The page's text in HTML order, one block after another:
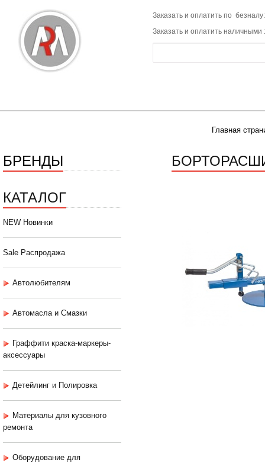
Заказать и оплатить по
Заказать и оплатить наличными
Главная
БРЕНДЫ
КАТАЛОГ
NEW Новинки
Sale Распродажа
Автолюбителям
Автомасла и Смазки
Граффити краска-маркеры-
аксессуары
Детейлинг и Полировка
Материалы для кузовного
ремонта
Оборудование для